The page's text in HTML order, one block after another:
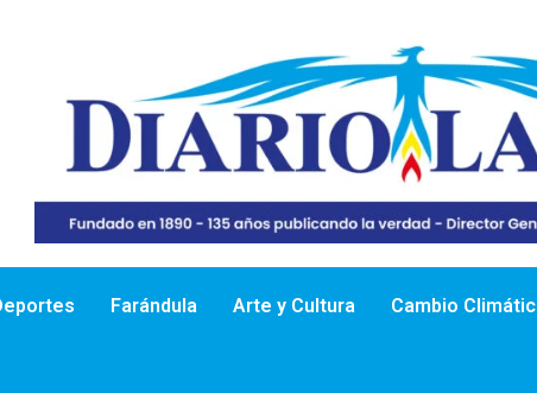
Farándula Arte y Cultura Cambio